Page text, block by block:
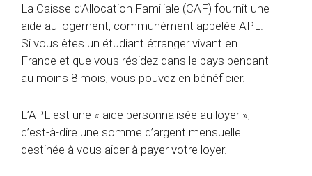
La Caisse d’Allocation Familiale (CAF) fournit une
aide au logement, communément appelée APL.
Si vous êtes un étudiant étranger vivant en
France et que vous résidez dans le pays pendant
au moins 8 mois, vous pouvez en bénéficier.
L’APL est une « aide personnalisée au loyer »,
c’est-à-dire une somme d’argent mensuelle
destinée à vous aider à payer votre loyer.